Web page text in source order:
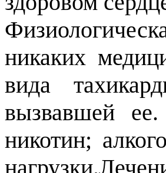
никаких
вида
вызвавшей
никотин;